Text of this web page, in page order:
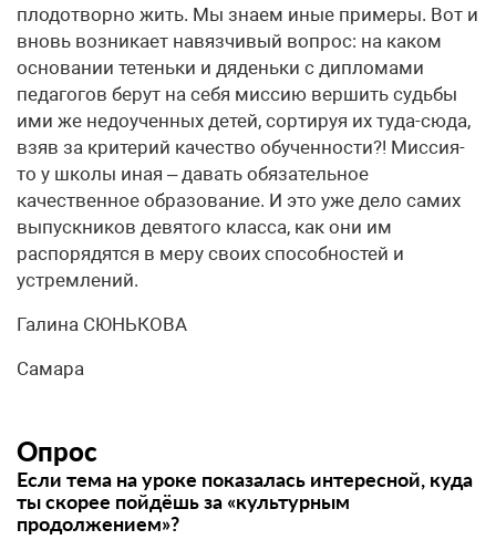
плодотворно жить. Мы знаем иные примеры. Вот и
вновь возникает навязчивый вопрос: на каком
основании тетеньки и дяденьки с дипломами
педагогов берут на себя миссию вершить судьбы
ими же недоученных детей, сортируя их туда-сюда,
взяв за критерий качество обученности?! Миссия-
то у школы иная – давать обязательное
качественное образование. И это уже дело самих
выпускников девятого класса, как они им
распорядятся в меру своих способностей и
устремлений.
Галина СЮНЬКОВА
Самара
Опрос
Если тема на уроке показалась интересной, куда
ты скорее пойдёшь за «культурным
продолжением»?